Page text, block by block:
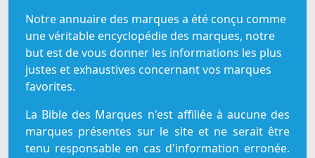
Notre annuaire des marques a été conçu comme
une véritable encyclopédie des marques, notre
but est de vous donner les informations les plus
justes et exhaustives concernant vos marques
favorites.
La Bible des Marques n'est affiliée à aucune des
marques présentes sur le site et ne serait être
tenu responsable en cas d'information erronée.